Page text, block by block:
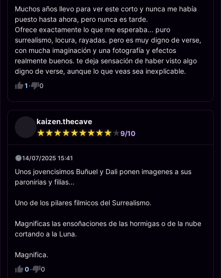
Muchos años llevo para ver este corto y nunca me había
puesto hasta ahora, pero nunca es tarde.
Ofrece exactamente lo que me esperaba... puro
surrealismo, locura, rayadas. pero es muy digno de verse,
con mucha imaginación y una fotografía y efectos
realmente buenos. te deja sensación de haber visto algo
digno de verse, aunque lo que veas sea inexplicable.
1 · 0
kaizen.thecave
★
★★
★★
★★
★★
★★
★★
★★
★★
★★
★9/10
14/07/2025 15:41
Unos jovencisimos Buñuel y Dali ponen imagenes a sus
paronirias y filias...
Uno de los pilares filmicos del Surrealismo.
Magnificas las ensoñaciones de las hormigas o de la nube
cortando a la Luna.
Magnifica.
0· 0